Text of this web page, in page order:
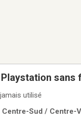
sans
utilisé
Sud / Centre-